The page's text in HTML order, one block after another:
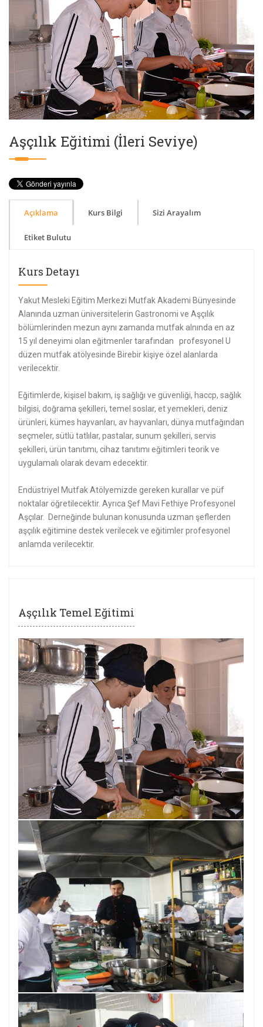
Aşçılık Eğitimi (İleri Seviye)
Açıklama Kurs Bilgi Sizi Arayalım
Etiket Bulutu
Kurs Detayı
Yakut Mesleki Eğitim Merkezi Mutfak Akademi Bünyesinde
Alanında uzman üniversitelerin Gastronomi ve Aşçılık
bölümlerinden mezun aynı zamanda mutfak alnında en az
15 yıl deneyimi olan eğitmenler tarafından profesyonel U
düzen mutfak atölyesinde Birebir kişiye özel alanlarda
verilecektir.
Eğitimlerde, kişisel bakım, iş sağlığı ve güvenliği, haccp, sağlık
bilgisi, doğrama şekilleri, temel soslar, et yemekleri, deniz
ürünleri, kümes hayvanları, av hayvanları, dünya mutfağından
seçmeler, sütlü tatlılar, pastalar, sunum şekilleri, servis
şekilleri, ürün tanıtımı, cihaz tanıtımı eğitimleri teorik ve
uygulamalı olarak devam edecektir.
Endüstriyel Mutfak Atölyemizde gereken kurallar ve püf
noktalar öğretilecektir. Ayrıca Şef Mavi Fethiye Profesyonel
Aşçılar. Derneğinde bulunan konusunda uzman şeflerden
aşçılık eğitimine destek verilecek ve eğitimler profesyonel
anlamda verilecektir.
Aşçılık Temel Eğitimi